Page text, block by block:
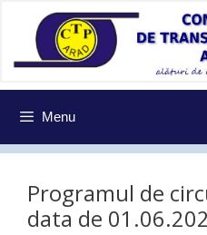
conținut
Menu
Programul de
data de